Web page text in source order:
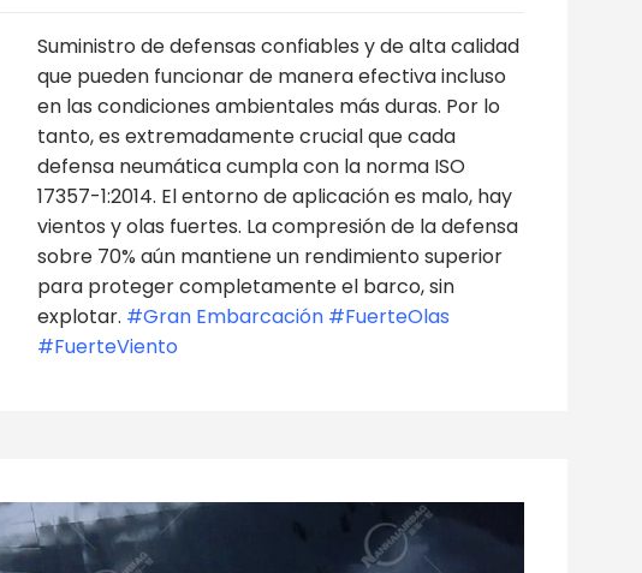
Suministro de defensas confiables y de alta calidad
que pueden funcionar de manera efectiva incluso
en las condiciones ambientales más duras. Por lo
tanto, es extremadamente crucial que cada
defensa neumática cumpla con la norma ISO
17357-1:2014. El entorno de aplicación es malo, hay
vientos y olas fuertes. La compresión de la defensa
sobre 70% aún mantiene un rendimiento superior
para proteger completamente el barco, sin
explotar. #Gran Embarcación #FuerteOlas
#FuerteViento